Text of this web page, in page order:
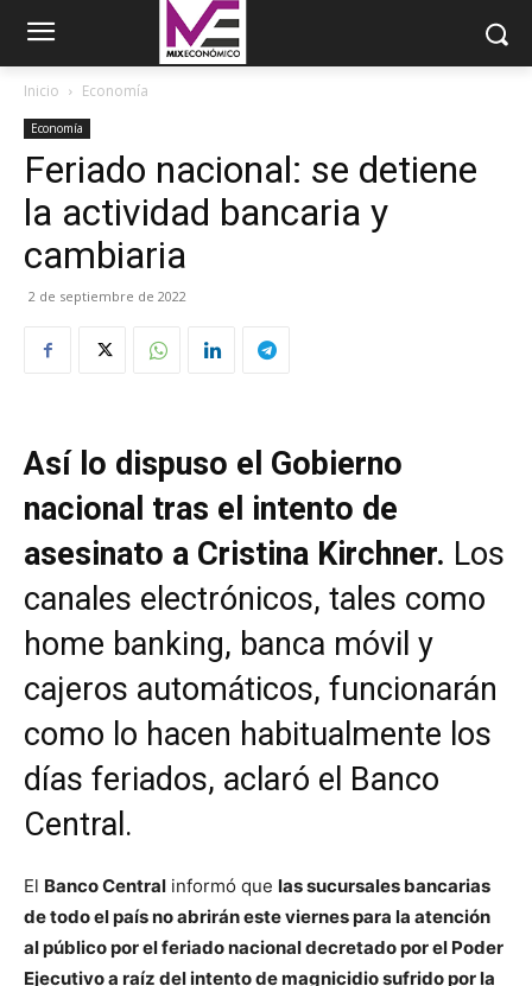
Inicio Economía
Economía
Feriado nacional: se detiene
la actividad bancaria y
cambiaria
2 de septiembre de 2022
Así lo dispuso el Gobierno
nacional tras el intento de
asesinato a Cristina Kirchner. Los
canales electrónicos, tales como
home banking, banca móvil y
cajeros automáticos, funcionarán
como lo hacen habitualmente los
días feriados, aclaró el Banco
Central.
El Banco Central informó que las sucursales bancarias
de todo el país no abrirán este viernes para la atención
al público por el feriado nacional decretado por el Poder
Ejecutivo a raíz del intento de magnicidio sufrido por la